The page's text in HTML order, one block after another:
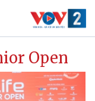
Open